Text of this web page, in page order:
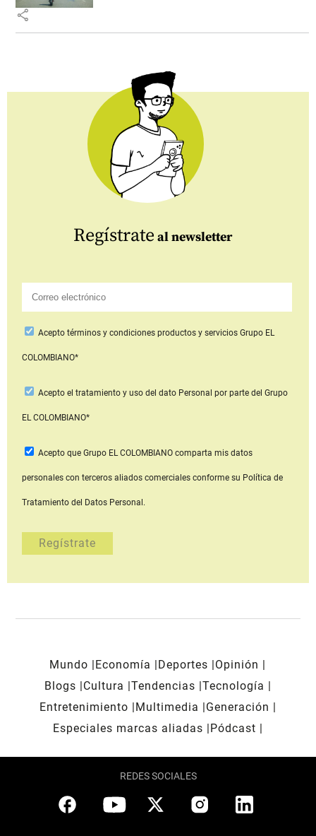
share
Regístrate al newsletter
Aceptotérminos y condiciones productos y serviciosGrupo EL
COLOMBIANO*
Acepto el tratamiento y uso del dato Personal por parte del Grupo
EL COLOMBIANO*
Acepto que Grupo EL COLOMBIANOcomparta mis datos
personales con terceros aliados comerciales conforme su Política de
Tratamiento del Datos Personal.
Mundo Economía Deportes
Opinión
Blogs
Cultura Tendencias Tecnología
Entretenimiento
Multimedia
Generación
Especiales marcas aliadas
Pódcast
REDES SOCIALES